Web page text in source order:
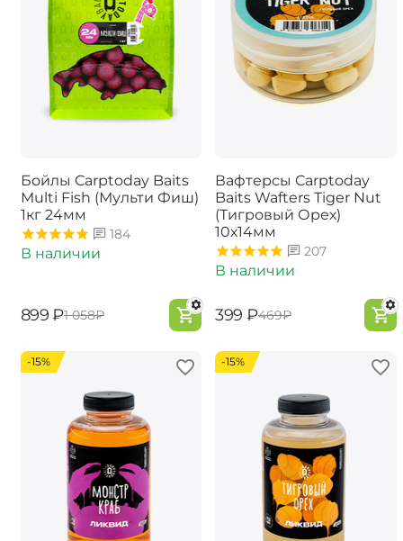
Бойлы Carptoday Baits
Multi Fish (Мульти Фиш)
1кг 24мм
184
В наличии
‍899‍ ₽‍1 058‍₽
Вафтерсы Carptoday
Baits Wafters Tiger Nut
(Тигровый Орех)
10х14мм
207
В наличии
‍399‍ ₽‍469‍₽
-15% -15%